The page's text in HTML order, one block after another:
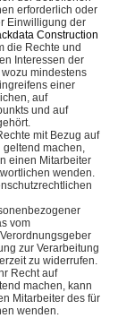
erforderlich oder
Einwilligung der
Construction
die Rechte und
Interessen der
mindestens
einer
auf
und auf
mit Bezug auf
geltend machen,
einen Mitarbeiter
wenden.
vom
zur Verarbeitung
zu widerrufen.
Recht auf
machen, kann
Mitarbeiter des für
wenden.